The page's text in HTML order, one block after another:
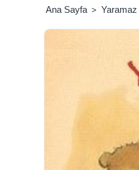
Yaramaz